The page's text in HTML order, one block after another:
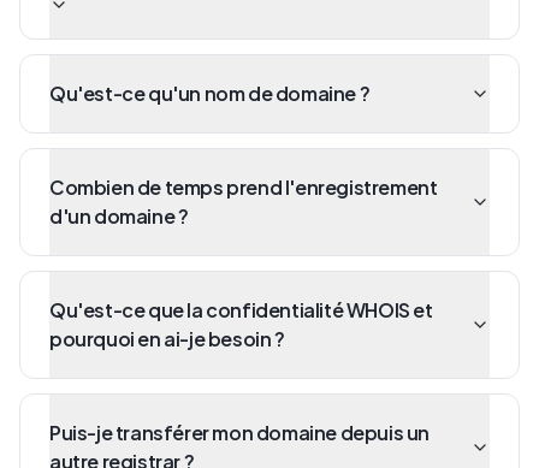
Qu'est-ce qu'un nom de domaine ?
Combien de temps prend l'enregistrement
d'un domaine ?
Qu'est-ce que la confidentialité WHOIS et
pourquoi en ai-je besoin ?
Puis-je transférer mon domaine depuis un
autre registrar ?